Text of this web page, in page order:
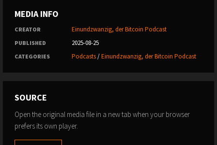
MEDIA INFO
CREATOR Einundzwanzig, der Bitcoin Podcast
PUBLISHED 2025-08-25
CATEGORIES Podcasts/Einundzwanzig, der Bitcoin Podcast
SOURCE
Open the original media file in a new tab when your browser
prefers its own player.